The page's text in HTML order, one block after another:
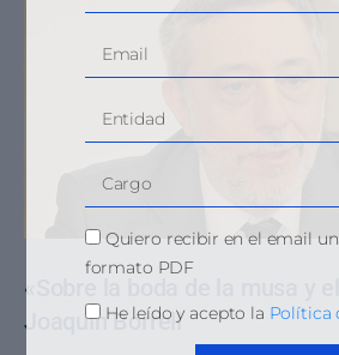
«Sobre la boda de la musa y el
Joaquín Borrell
Quiero recibir en el email
formato PDF
He leído y acepto la Política